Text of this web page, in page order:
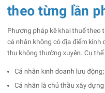
theo từng lần
Phương pháp kê khai thuế theo
cá nhân không có địa điểm kinh
thu không thường xuyên. Cụ thể
Cá nhân kinh doanh lưu động;
Cá nhân là chủ thầu xây